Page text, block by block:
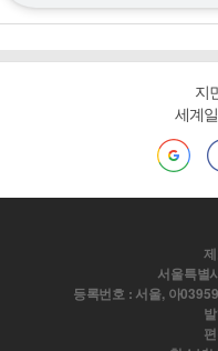
지
세계
서울특별
등록번호 : 서울, 아